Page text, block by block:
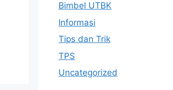
Bimbel UTBK
Informasi
Tips dan Trik
TPS
Uncategorized